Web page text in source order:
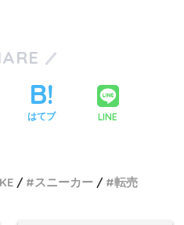
はてブ LINE
スニーカー 転売